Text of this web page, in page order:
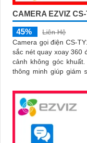
CAMERA EZVIZ
45%
Liên Hệ
Camera gọi điện CS-
sắc nét quay xoay 360
cảnh không góc khuất. Phát hiện và theo dõi chuyển động
thông minh giúp giám